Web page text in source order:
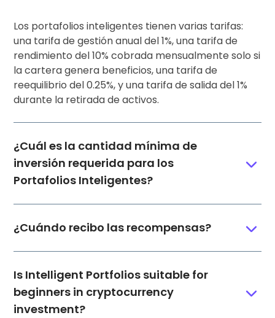
Los portafolios inteligentes tienen varias tarifas:
una tarifa de gestión anual del 1%, una tarifa de
rendimiento del 10% cobrada mensualmente solo si
la cartera genera beneficios, una tarifa de
reequilibrio del 0.25%, y una tarifa de salida del 1%
durante la retirada de activos.
¿Cuál es la cantidad mínima de
inversión requerida para los
Portafolios Inteligentes?
¿Cuándo recibo las recompensas?
Is Intelligent Portfolios suitable for
beginners in cryptocurrency
investment?